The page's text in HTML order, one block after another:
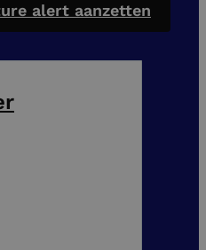
alert aanzetten